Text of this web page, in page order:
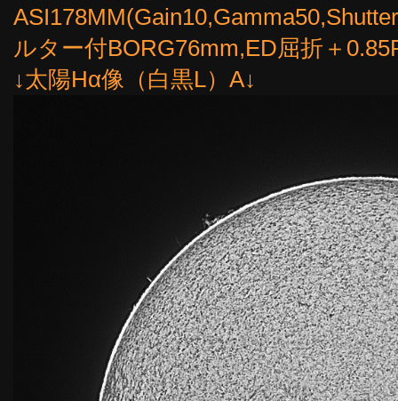
ルター付BORG76mm,ED屈折＋
↓太陽Hα像（白黒L）A↓